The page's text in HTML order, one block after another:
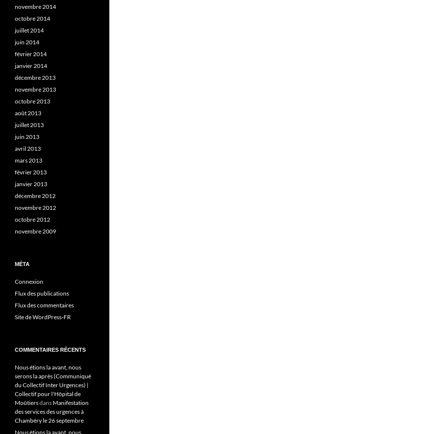
novembre 2014
octobre 2014
juillet 2014
juin 2014
février 2014
janvier 2014
décembre 2013
novembre 2013
octobre 2013
août 2013
juillet 2013
juin 2013
avril 2013
mars 2013
février 2013
janvier 2013
décembre 2012
novembre 2012
octobre 2012
novembre 2009
MÉTA
Connexion
Flux des publications
Flux des commentaires
Site de WordPress-FR
COMMENTAIRES RÉCENTS
Nous étions la avant, nous
serons la après (Communiqué
du Collectif Inter Urgences) |
Collectif pour l'Hôpital de
Moûtiersdans Manifestation
des services des urgences à
Chambéry le 26 septembre
Nous étions la avant, nous